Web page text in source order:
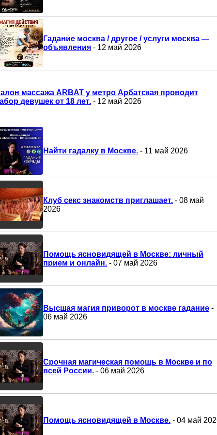
Гадание москва / другое / услуги москва —
объявления - 12 май 2026
массажа ARBAT у метро Арбатская проводит
девушек от 18 лет. - 12 май 2026
Найти гадалку в Москве. - 11 май 2026
Клуб секс знакомств приглашает. - 08 май
2026
Помощь ясновидящей в Москве: личный
прием и онлайн. - 07 май 2026
Высшая магия приворот в москве гадание -
06 май 2026
Срочная магическая помощь в Москве и по
всей России. - 06 май 2026
Помощь ясновидящей в Москве. - 04 май